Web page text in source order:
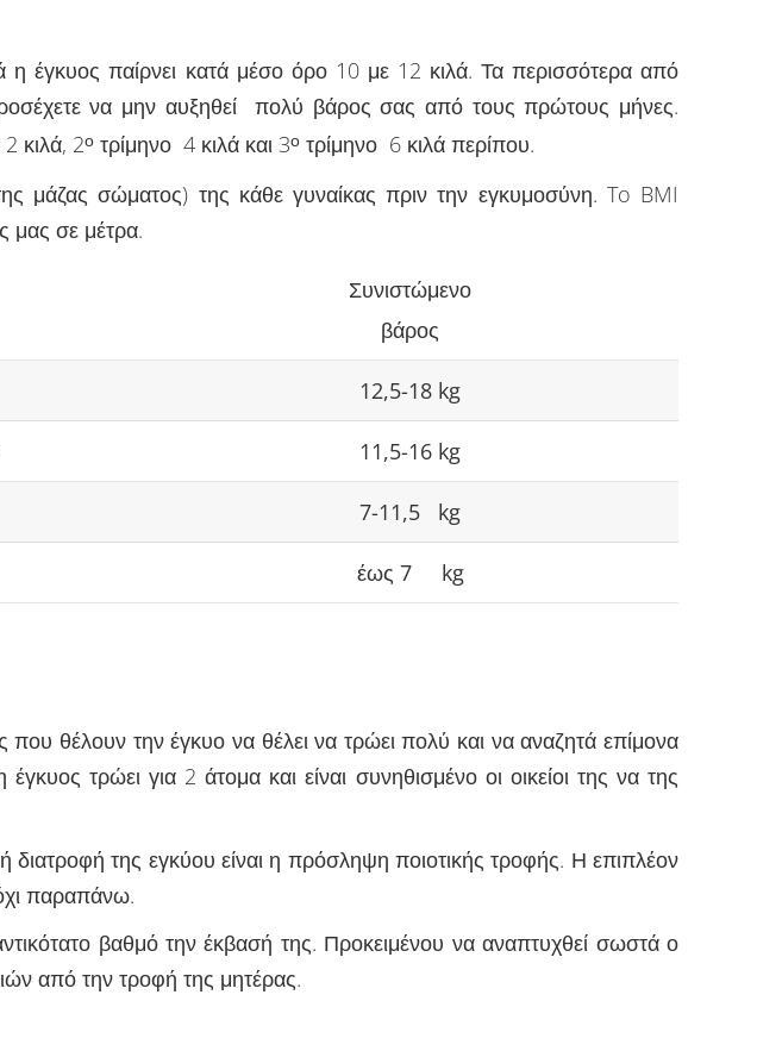
έγκυος παίρνει κατά μέσο όρο 10 με 12 κιλά. Τα περισσότερα από
να μην αυξηθεί πολύ βάρος σας από τους πρώτους μήνες.
κιλά, 2ο τρίμηνο 4 κιλά και 3ο τρίμηνο 6 κιλά περίπου.
μάζας σώματος) της κάθε γυναίκας πριν την εγκυμοσύνη. To BMI
μας σε μέτρα.
Συνιστώμενο
βάρος
12,5-18 kg
11,5-16 kg
7-11,5 kg
έως 7 kg
θέλουν την έγκυο να θέλει να τρώει πολύ και να αναζητά επίμονα
τρώει για 2 άτομα και είναι συνηθισμένο οι οικείοι της να της
της εγκύου είναι η πρόσληψη ποιοτικής τροφής. Η επιπλέον
παραπάνω.
βαθμό την έκβασή της. Προκειμένου να αναπτυχθεί σωστά ο
από την τροφή της μητέρας.